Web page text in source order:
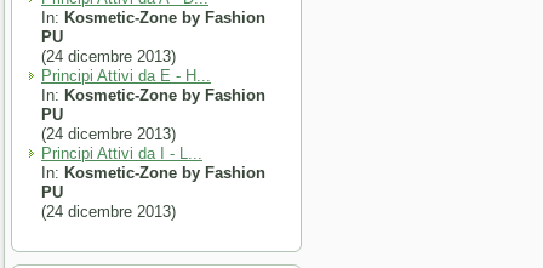
In: Kosmetic-Zone by Fashion
PU
(24 dicembre 2013)
Principi Attivi da E - H...
In: Kosmetic-Zone by Fashion
PU
(24 dicembre 2013)
Principi Attivi da I - L...
In: Kosmetic-Zone by Fashion
PU
(24 dicembre 2013)